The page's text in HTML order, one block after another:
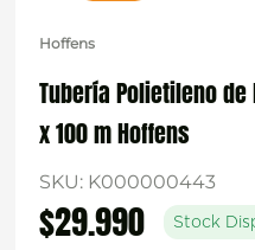
Hoffens
Tubería Polietileno
x 100 m Hoffens
SKU: K000000443
$29.990 Stock